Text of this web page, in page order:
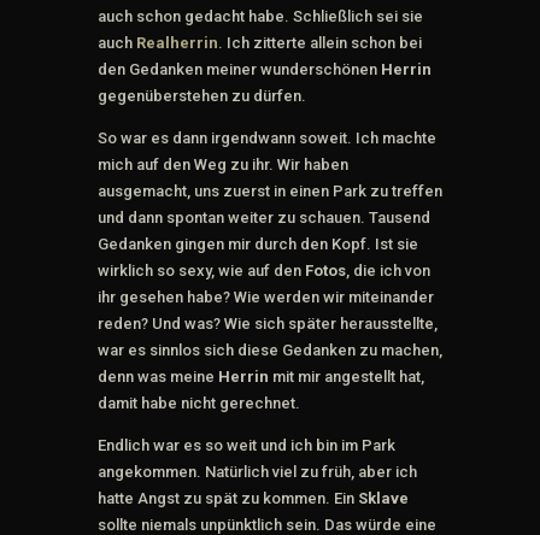
auch schon gedacht habe. Schließlich sei sie
auch Realherrin. Ich zitterte allein schon bei
den Gedanken meiner wunderschönen Herrin
gegenüberstehen zu dürfen.
So war es dann irgendwann soweit. Ich machte
mich auf den Weg zu ihr. Wir haben
ausgemacht, uns zuerst in einen Park zu treffen
und dann spontan weiter zu schauen. Tausend
Gedanken gingen mir durch den Kopf. Ist sie
wirklich so sexy, wie auf den Fotos, die ich von
ihr gesehen habe? Wie werden wir miteinander
reden? Und was? Wie sich später herausstellte,
war es sinnlos sich diese Gedanken zu machen,
denn was meine Herrin mit mir angestellt hat,
damit habe nicht gerechnet.
Endlich war es so weit und ich bin im Park
angekommen. Natürlich viel zu früh, aber ich
hatte Angst zu spät zu kommen. Ein Sklave
sollte niemals unpünktlich sein. Das würde eine